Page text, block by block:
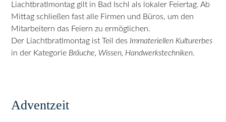
Liachtbratlmontag gilt in Bad Ischl als lokaler Feiertag. Ab
Mittag schließen fast alle Firmen und Büros, um den
Mitarbeitern das Feiern zu ermöglichen.
Der Liachtbratlmontag ist Teil des Immateriellen Kulturerbes
in der Kategorie Bräuche, Wissen, Handwerkstechniken.
Adventzeit